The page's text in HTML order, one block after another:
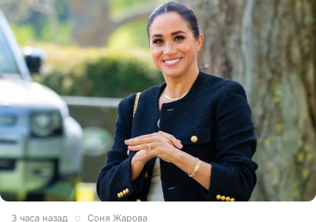
3 часа назад Соня Жарова